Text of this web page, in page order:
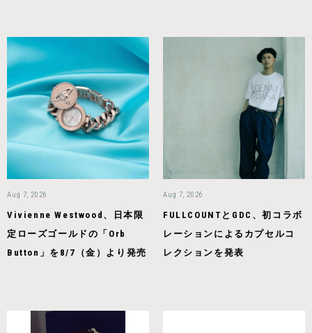
Aug 7, 2026
Vivienne Westwood、日本限
定ローズゴールドの「Orb
Button」を8/7（金）より発売
Aug 7, 2026
FULLCOUNTとGDC、初コラボ
レーションによるカプセルコ
レクションを発表